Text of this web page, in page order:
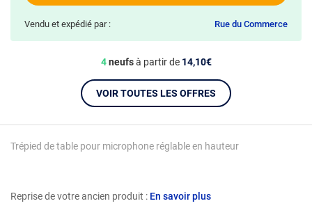
Reprise de votre ancien produit : En savoir plus
Trépied de table pour microphone réglable en hauteur
Vendu et expédié par : Rue du Commerce
4neufsà partir de 14,10€
VOIR TOUTES LES OFFRES